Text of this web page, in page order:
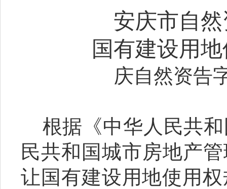
安庆市自
国有建设用
庆自然资告
根据《中华人民共
民共和国城市房地产
让国有建设用地使用